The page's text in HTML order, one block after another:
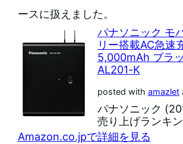
ースに扱えました。
パナソニック モ
リー搭載AC急速
5,000mAh ブラ
AL201-K
posted with amazlet
パナソニック
売り上げランキ
Amazon.co.jpで詳細を見る